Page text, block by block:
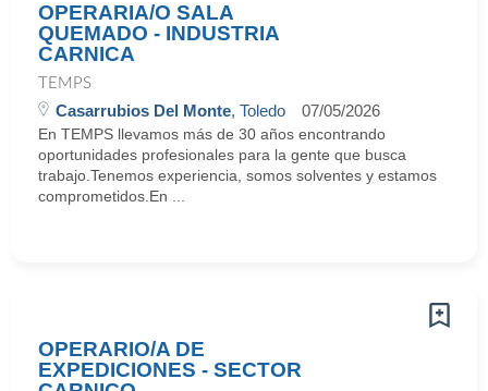
OPERARIA/O SALA
QUEMADO - INDUSTRIA
CARNICA
TEMPS
Casarrubios Del Monte, Toledo 07/05/2026
En TEMPS llevamos más de 30 años encontrando
oportunidades profesionales para la gente que busca
trabajo.Tenemos experiencia, somos solventes y estamos
comprometidos.En ...
OPERARIO/A DE
EXPEDICIONES - SECTOR